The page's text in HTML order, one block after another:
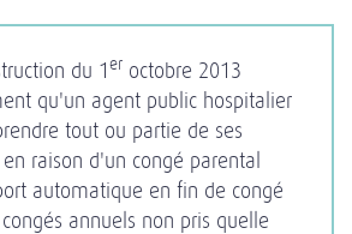
du 1 er octobre 2013
qu'un agent public hospitalier
tout ou partie de ses
raison d'un congé parental
automatique en fin de congé
annuels non pris quelle